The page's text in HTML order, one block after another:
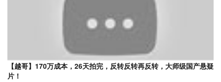
【越哥】170万成本，26天拍完，反转反转再反转，大师级国产悬疑
片！